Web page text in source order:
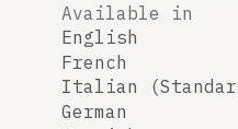
Available in
English
French
Italian
German